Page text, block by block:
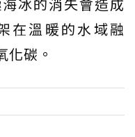
在溫暖的水域融
化碳。